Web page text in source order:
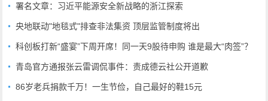
署名文章：习近平能源安全新战略的浙江探索
央地联动"地毯式"排查非法集资 顶层监管制度将出
科创板打新“盛宴”下周开席！同一天9股待申购 谁是最大“肉签”？
青岛官方通报张云雷调侃事件：责成德云社公开道歉
86岁老兵捐款千万！一生节俭，自己最好的鞋15元